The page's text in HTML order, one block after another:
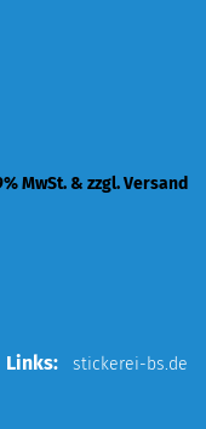
MwSt. & zzgl. Versand
Links: stickerei-bs.de